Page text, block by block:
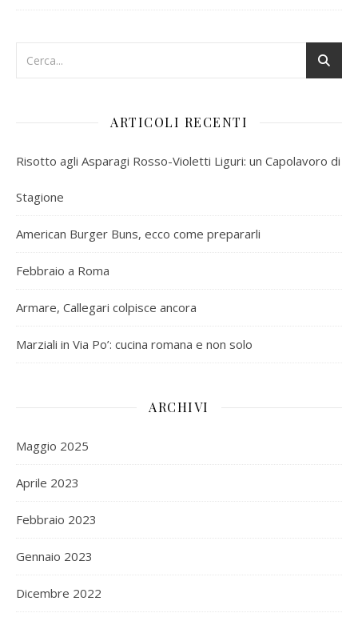
ARTICOLI RECENTI
Risotto agli Asparagi Rosso-Violetti Liguri: un Capolavoro di
Stagione
American Burger Buns, ecco come prepararli
Febbraio a Roma
Armare, Callegari colpisce ancora
Marziali in Via Po’: cucina romana e non solo
ARCHIVI
Maggio 2025
Aprile 2023
Febbraio 2023
Gennaio 2023
Dicembre 2022